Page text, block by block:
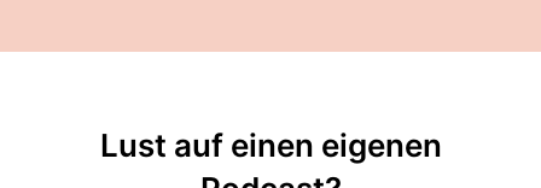
Lust auf einen eigenen